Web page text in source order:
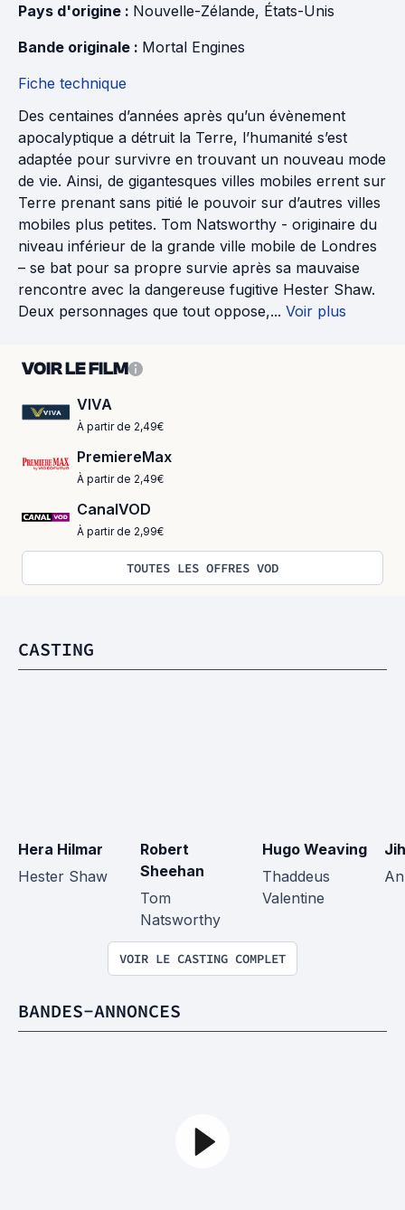
Pays d'origine : Nouvelle-Zélande, États-Unis
Bande originale : Mortal Engines
Fiche technique
Des centaines d’années après qu’un évènement
apocalyptique a détruit la Terre, l’humanité s’est
adaptée pour survivre en trouvant un nouveau mode
de vie. Ainsi, de gigantesques villes mobiles errent sur
Terre prenant sans pitié le pouvoir sur d’autres villes
mobiles plus petites. Tom Natsworthy - originaire du
niveau inférieur de la grande ville mobile de Londres
– se bat pour sa propre survie après sa mauvaise
rencontre avec la dangereuse fugitive Hester Shaw.
Deux personnages que tout oppose,... Voir plus
VOIR LE FILM
VIVA
À partir de 2,49€
PremiereMax
À partir de 2,49€
CanalVOD
À partir de 2,99€
TOUTES LES OFFRES VOD
CASTING
Hera Hilmar
Hester Shaw
Robert
Sheehan
Tom
Natsworthy
Hugo Weaving
Thaddeus
Valentine
VOIR LE CASTING COMPLET
BANDES-ANNONCES